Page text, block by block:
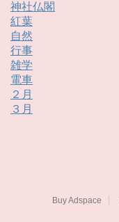
神社仏閣
紅葉
自然
行事
雑学
電車
２月
３月
Buy Adspace